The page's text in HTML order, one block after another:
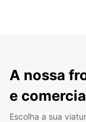
A nossa
e
Escolha a sua